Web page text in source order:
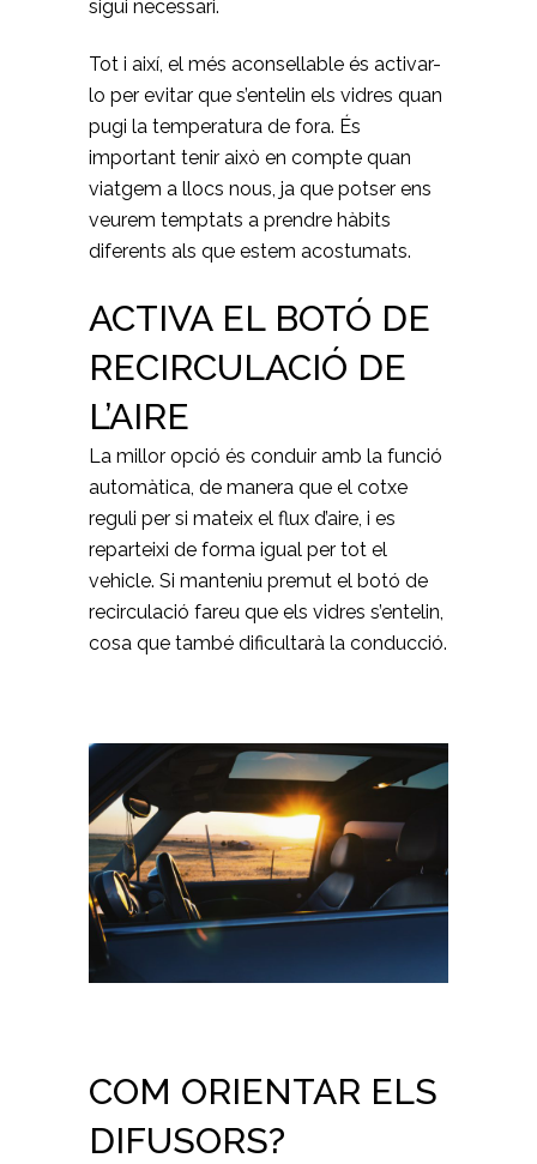
sigui necessari.
Tot i així, el més aconsellable és activar-
lo per evitar que s’entelin els vidres quan
pugi la temperatura de fora. És
important tenir això en compte quan
viatgem a llocs nous, ja que potser ens
veurem temptats a prendre hàbits
diferents als que estem acostumats.
ACTIVA EL BOTÓ DE
RECIRCULACIÓ DE
L’AIRE
La millor opció és conduir amb la funció
automàtica, de manera que el cotxe
reguli per si mateix el flux d’aire, i es
reparteixi de forma igual per tot el
vehicle. Si manteniu premut el botó de
recirculació fareu que els vidres s’entelin,
cosa que també dificultarà la conducció.
COM ORIENTAR ELS
DIFUSORS?